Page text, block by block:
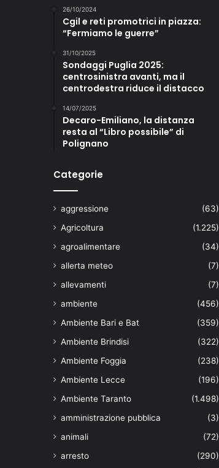
26/10/2024
Cgil e reti promotrici in piazza:
“Fermiamo le guerre”
31/10/2025
Sondaggi Puglia 2025:
centrosinistra avanti, ma il
centrodestra riduce il distacco
14/07/2025
Decaro-Emiliano, la distanza
resta al “Libro possibile” di
Polignano
Categorie
aggressione
(63)
Agricoltura
(1.225)
agroalimentare
(34)
allerta meteo
(7)
allevamenti
(7)
ambiente
(456)
Ambiente Bari e Bat
(359)
Ambiente Brindisi
(322)
Ambiente Foggia
(238)
Ambiente Lecce
(196)
Ambiente Taranto
(1.498)
amministrazione pubblica
(3)
animali
(72)
arresto
(290)